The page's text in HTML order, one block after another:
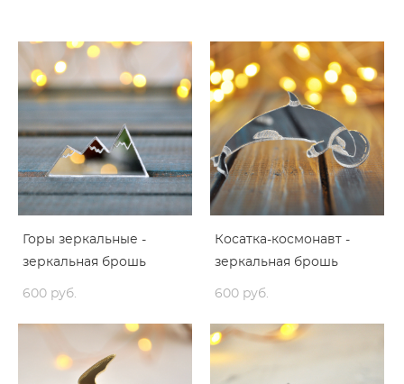
Горы зеркальные -
зеркальная брошь
600 pуб.
Косатка-космонавт -
зеркальная брошь
600 pуб.